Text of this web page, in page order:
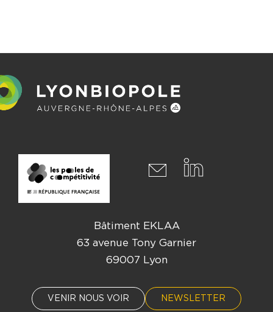
Bâtiment EKLAA
63 avenue Tony Garnier
69007 Lyon
VENIR NOUS VOIR NEWSLETTER